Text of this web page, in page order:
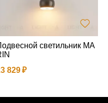
светильник MA
829